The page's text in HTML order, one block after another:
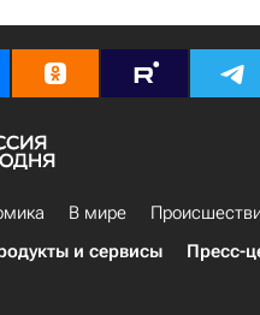
В мире
и сервисы Пресс-